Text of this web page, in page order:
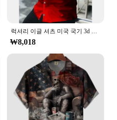
Suppliers**
looking to expand
American Flag Men
choice. Its wholesale
purchase in bulk at
it an attractive option
and style cater to a
from those celebrating
who appreciate a blend
flair. With its easy-to-
construction, this shirt is
customers.
럭셔리 이글 셔츠 미국 국기 3d 프린트 셔츠, 남성 패션 셔츠 하와이 캐주얼 비치 카디건 블라우스 남성 의류
₩8,018